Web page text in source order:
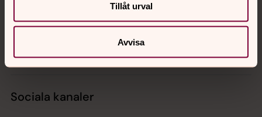
Tillåt urval
Avvisa
Hitta snabbt
Sociala kanaler